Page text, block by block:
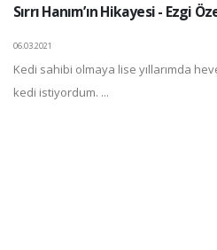
Sırrı Hanım’ın Hikayesi - Ezgi
06.03.2021
Kedi sahibi olmaya lise yıllarımda
kedi istiyordum. ...